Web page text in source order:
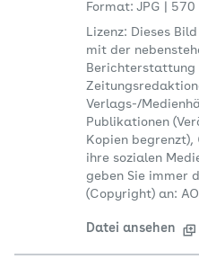
Format: JPG 570
Lizenz: Dieses
mit der
Berichterstattung
Verlags-/
Publikationen
Kopien
ihre sozialen
geben Sie immer
(Copyright) an:
Datei ansehen